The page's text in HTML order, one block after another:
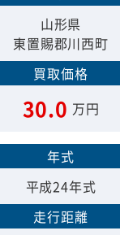
山形県
東置賜郡川西町
買取価格
30.0 万円
年式
平成24年式
走行距離